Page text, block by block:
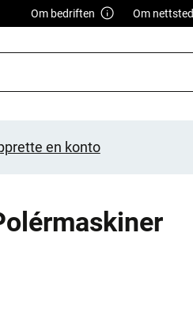
Om bedriften Om
en konto